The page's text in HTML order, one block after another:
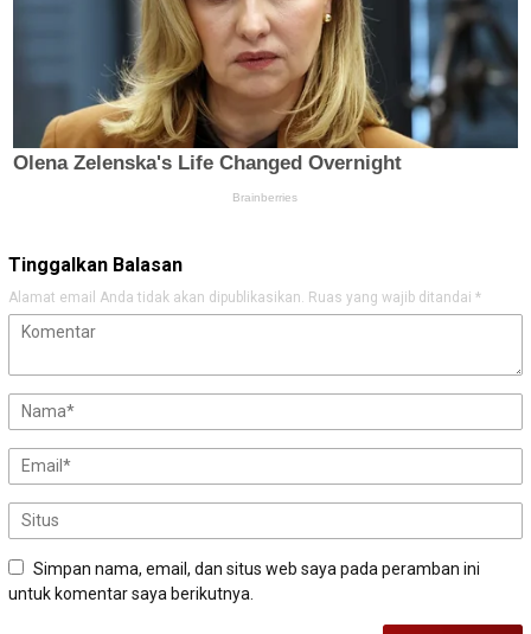
Tinggalkan Balasan
Alamat email Anda tidak akan dipublikasikan. Ruas yang wajib ditandai *
Simpan nama, email, dan situs web saya pada peramban ini
untuk komentar saya berikutnya.